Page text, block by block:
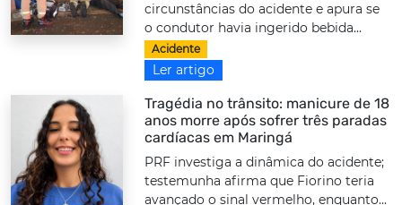
circunstâncias do acidente e apura se
o condutor havia ingerido bebida...
Acidente
Ler artigo
Tragédia no trânsito: manicure de 18
anos morre após sofrer três paradas
cardíacas em Maringá
PRF investiga a dinâmica do acidente;
testemunha afirma que Fiorino teria
avançado o sinal vermelho, enquanto...